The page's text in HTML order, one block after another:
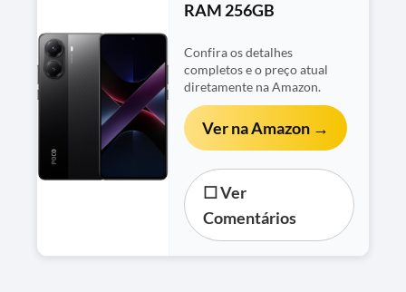
RAM 256GB
Confira os detalhes
completos e o preço atual
diretamente na Amazon.
Ver na Amazon →
☐ Ver
Comentários